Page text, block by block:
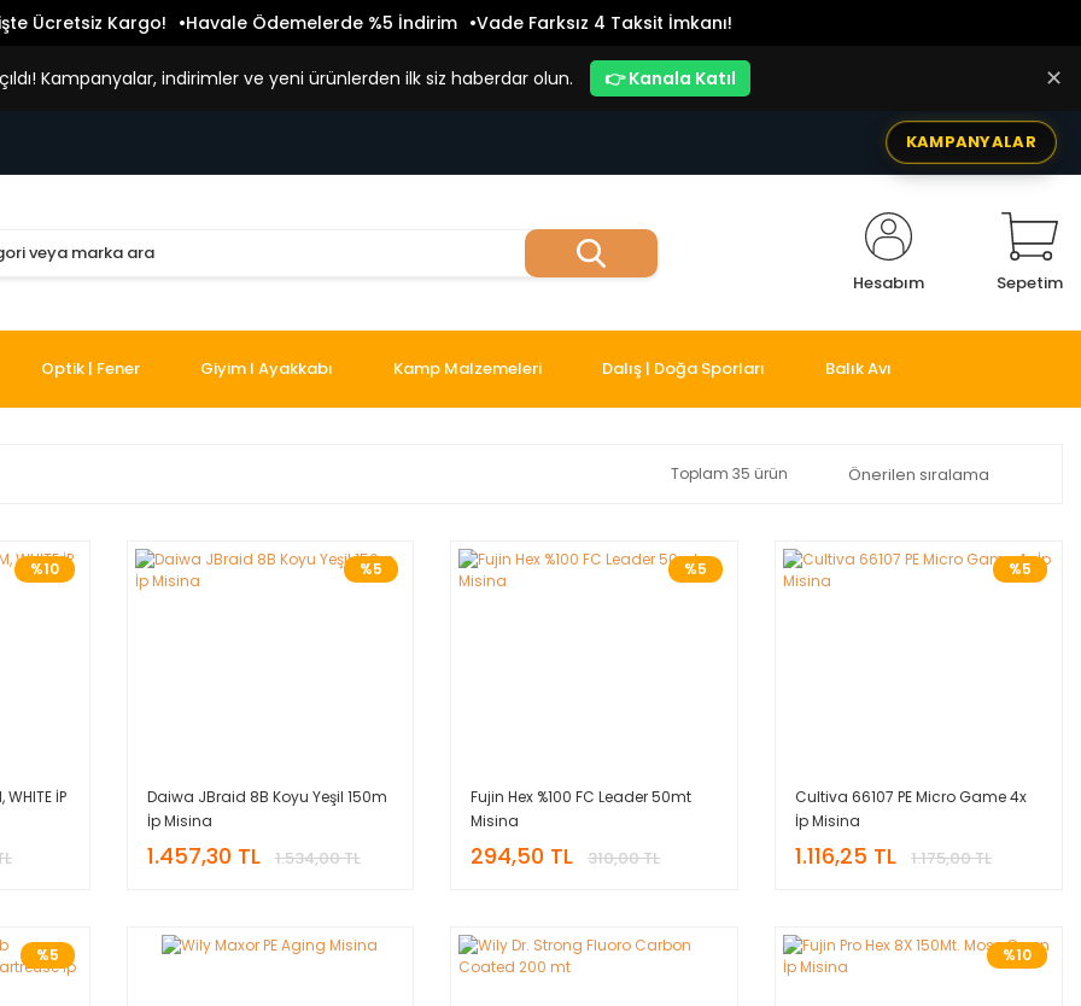
Ücretsiz Kargo! Havale Ödemelerde %5 İndirim Vade Farksız 4 Taksit İmkanı!
Kampanyalar, indirimler ve yeni ürünlerden ilk siz haberdar olun. 👉 Kanala Katıl ✕
KAMPANYALAR
Hesabım Sepetim
Optik | Fener Giyim I Ayakkabı Kamp Malzemeleri Dalış | Doğa Sporları Balık Avı
Toplam 35 ürün
%10
WHITE İP
%5
Daiwa JBraid 8B Koyu Yeşil 150m
İp Misina
1.457,30 TL 1.534,00 TL
%5
Fujin Hex %100 FC Leader 50mt
Misina
294,50 TL 310,00 TL
%5
Cultiva 66107 PE Micro Game 4x
İp Misina
1.116,25 TL 1.175,00 TL
%5 %10